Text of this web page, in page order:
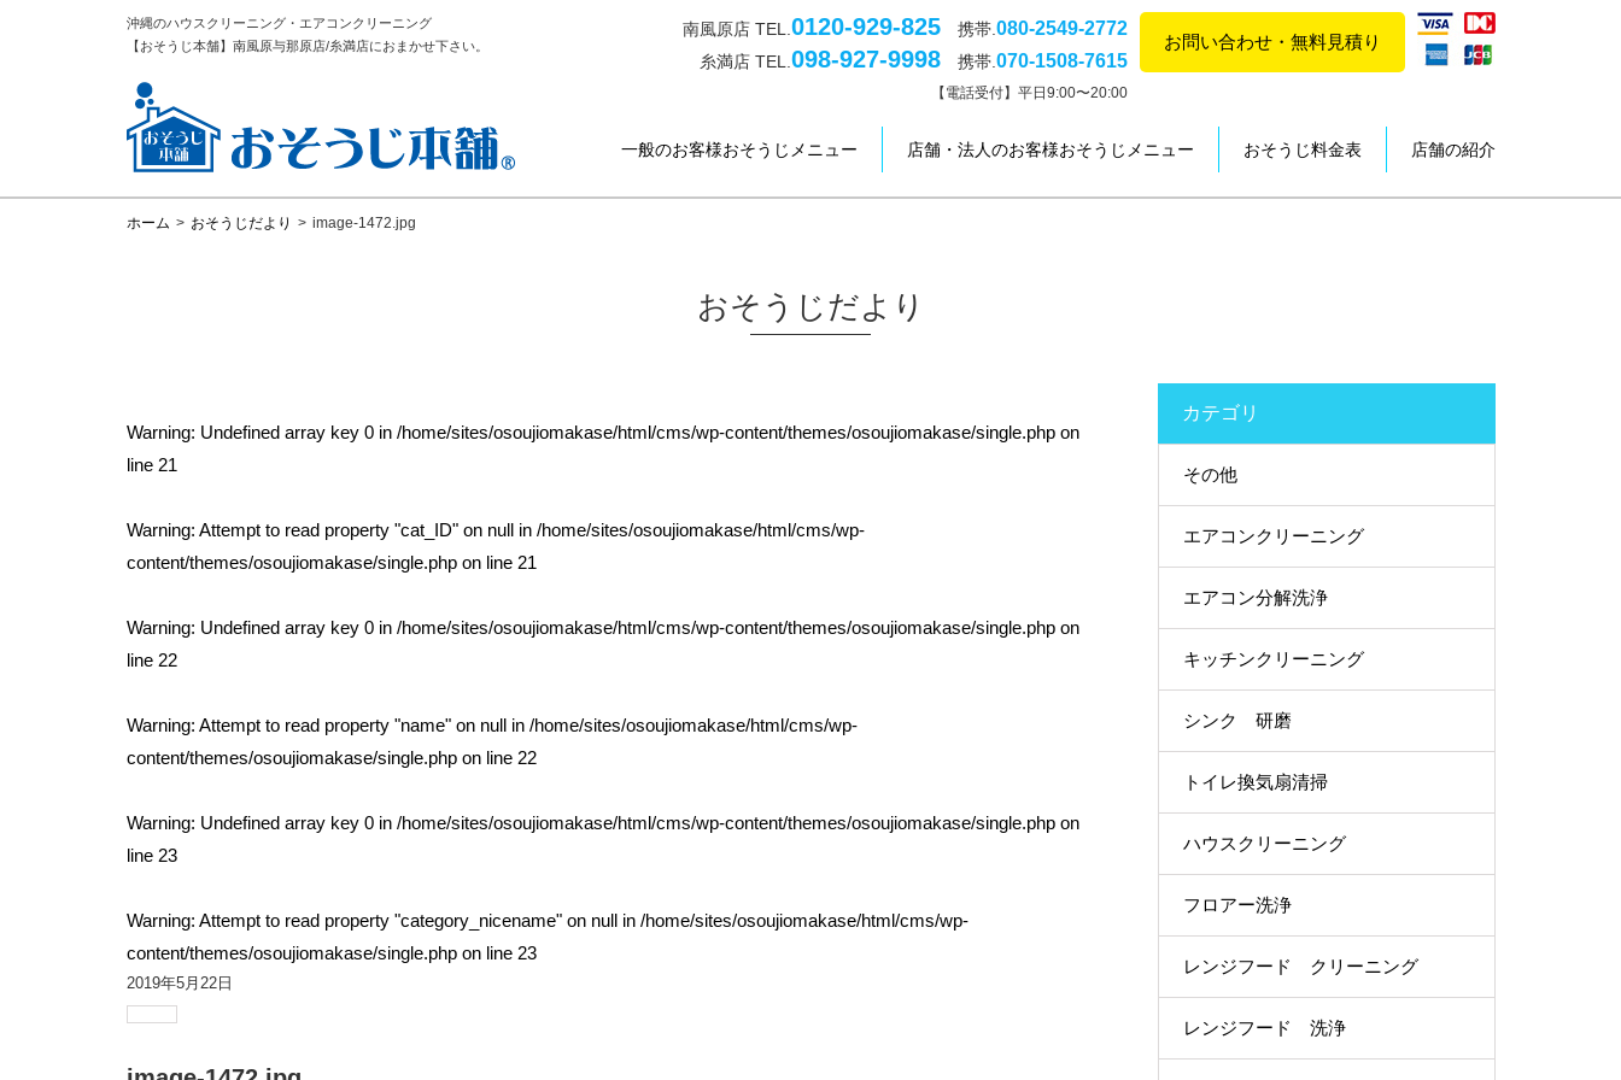
沖縄のハウスクリーニング・エアコンクリーニング
【おそうじ本舗】南風原与那原店/糸満店におまかせ下さい。
南風原店 TEL. 0120-929-825携帯. 080-2549-2772
糸満店 TEL. 098-927-9998携帯. 070-1508-7615
【電話受付】平日9:00〜20:00
お問い合わせ・無料見積り
一般のお客様おそうじメニュー 店舗・法人のお客様おそうじメニュー おそうじ料金表 店舗の紹介
ホーム > おそうじだより > image-1472.jpg
おそうじだより
Warning: Undefined array key 0 in /home/sites/osoujiomakase/html/cms/wp-content/themes/osoujiomakase/single.phpon
line 21
Warning: Attempt to read property "cat_ID" on null in /home/sites/osoujiomakase/html/cms/wp-
content/themes/osoujiomakase/single.phpon line 21
Warning: Undefined array key 0 in /home/sites/osoujiomakase/html/cms/wp-content/themes/osoujiomakase/single.phpon
line 22
Warning: Attempt to read property "name" on null in /home/sites/osoujiomakase/html/cms/wp-
content/themes/osoujiomakase/single.phpon line 22
Warning: Undefined array key 0 in /home/sites/osoujiomakase/html/cms/wp-content/themes/osoujiomakase/single.phpon
line 23
Warning: Attempt to read property "category_nicename" on null in /home/sites/osoujiomakase/html/cms/wp-
content/themes/osoujiomakase/single.phpon line 23
2019年5月22日
カテゴリ
その他
エアコンクリーニング
エアコン分解洗浄
キッチンクリーニング
シンク 研磨
トイレ換気扇清掃
ハウスクリーニング
フロアー洗浄
レンジフード クリーニング
レンジフード 洗浄